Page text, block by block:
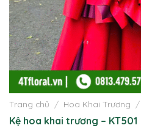
Trang chủ / Hoa Khai Trương /
Kệ hoa khai trương – KT501